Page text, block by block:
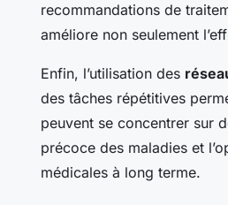
recommandations de
améliore non seulement
Enfin, l’utilisation des
des tâches répétitives
peuvent se concentrer sur
précoce des maladies et
médicales à long terme.